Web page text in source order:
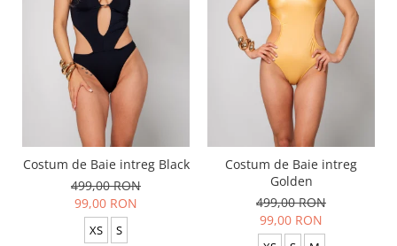
Costum de Baie intreg Black
499,00 RON
99,00 RON
XS S
Costum de Baie intreg
Golden
499,00 RON
99,00 RON